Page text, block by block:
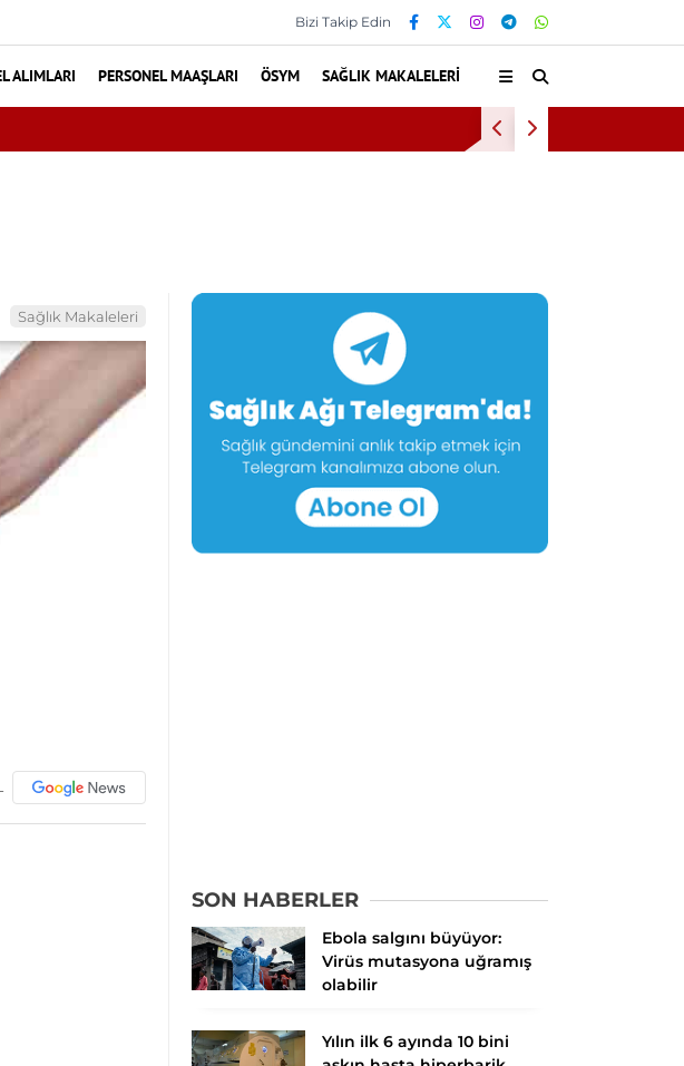
Bizi Takip Edin
ALIMLARI PERSONEL MAAŞLARI ÖSYM SAĞLIK MAKALELERI
yararlandı
Sağlık Makaleleri
SON HABERLER
Ebola salgını büyüyor:
Virüs mutasyona uğramış
olabilir
Yılın ilk 6 ayında 10 bini